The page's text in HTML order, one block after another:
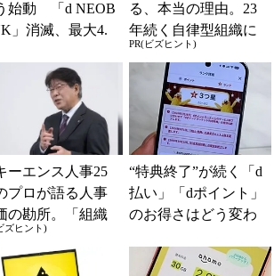
始動 「d NEOB
」消滅、最大4.
る、本当の理由。23
年続く自律型組織に
共通する「3つの要
PR(ビズヒント)
ーエンス人事25
プロが語る人事
の勘所。「組織
らせるNG評価」
？
ズヒント)
“特典終了”が続く「d
払い」「dポイント」
のお得さはどう変わ
「dカード」の利用が